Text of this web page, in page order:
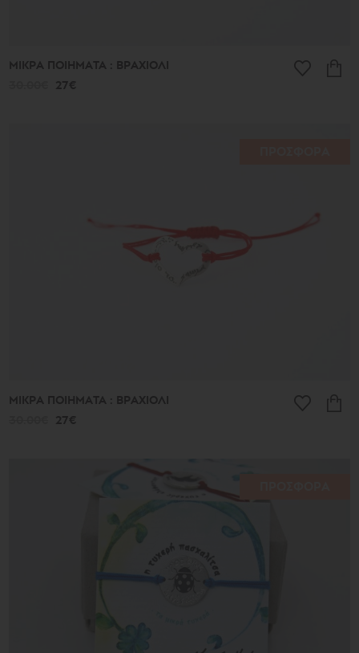
ΜΙΚΡΑ ΠΟΙΗΜΑΤΑ : ΒΡΑΧΙΟΛΙ
27€
ΜΙΚΡΑ ΠΟΙΗΜΑΤΑ : ΒΡΑΧΙΟΛΙ
27€